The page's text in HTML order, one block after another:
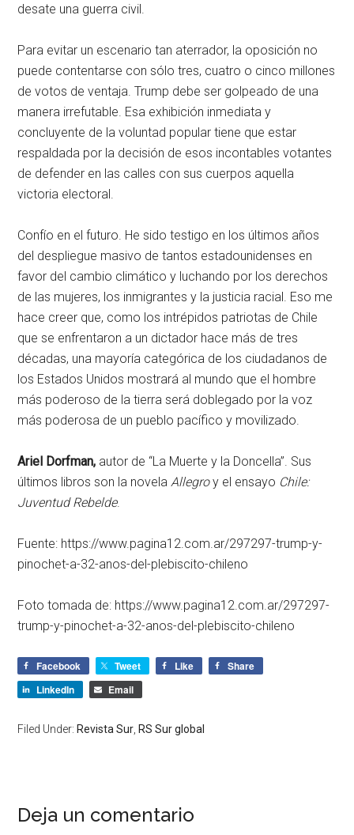
desate una guerra civil.
Para evitar un escenario tan aterrador, la oposición no
puede contentarse con sólo tres, cuatro o cinco millones
de votos de ventaja. Trump debe ser golpeado de una
manera irrefutable. Esa exhibición inmediata y
concluyente de la voluntad popular tiene que estar
respaldada por la decisión de esos incontables votantes
de defender en las calles con sus cuerpos aquella
victoria electoral.
Confío en el futuro. He sido testigo en los últimos años
del despliegue masivo de tantos estadounidenses en
favor del cambio climático y luchando por los derechos
de las mujeres, los inmigrantes y la justicia racial. Eso me
hace creer que, como los intrépidos patriotas de Chile
que se enfrentaron a un dictador hace más de tres
décadas, una mayoría categórica de los ciudadanos de
los Estados Unidos mostrará al mundo que el hombre
más poderoso de la tierra será doblegado por la voz
más poderosa de un pueblo pacífico y movilizado.
Ariel Dorfman, autor de “La Muerte y la Doncella”. Sus
últimos libros son la novelaAllegroy el ensayo Chile:
Juventud Rebelde.
Fuente: https://www.pagina12.com.ar/297297-trump-y-
pinochet-a-32-anos-del-plebiscito-chileno
Foto tomada de: https://www.pagina12.com.ar/297297-
trump-y-pinochet-a-32-anos-del-plebiscito-chileno
Facebook Tweet Like
Share
LinkedIn
Email
Filed Under: Revista Sur RS Sur global
Deja un comentario